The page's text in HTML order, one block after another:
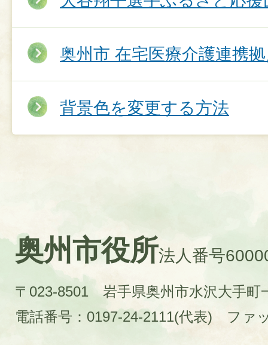
奥州市 在宅医療介護連携
背景色を変更する方法
奥州市役所法人番号
〒023-8501 岩手県奥州市水沢大手町
電話番号：0197-24-2111(代表)
ファ